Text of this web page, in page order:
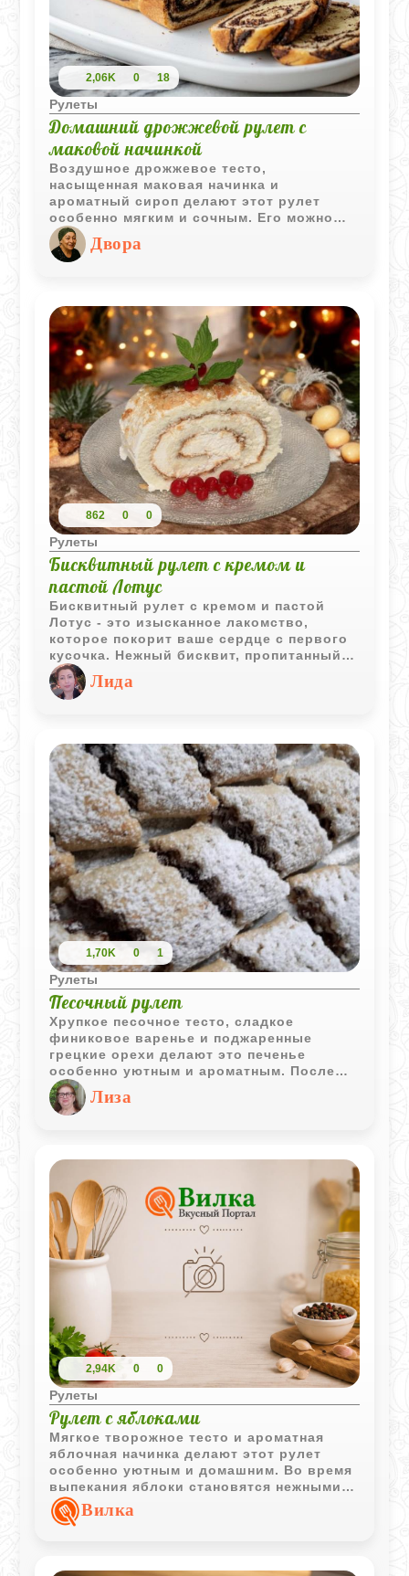
2,06K 0 18
Рулеты
Домашний дрожжевой рулет с
маковой начинкой
Воздушное дрожжевое тесто,
насыщенная маковая начинка и
ароматный сироп делают этот рулет
особенно мягким и сочным. Его можно
приготовить к семейному чаепитию,
праздничному столу или просто для
уютного домашнего вечера.
Двора
862 0 0
Рулеты
Бисквитный рулет с кремом и
пастой Лотус
Бисквитный рулет с кремом и пастой
Лотус - это изысканное лакомство,
которое покорит ваше сердце с первого
кусочка. Нежный бисквит, пропитанный
ароматным кремом и пастой Лотус,
создает невероятное сочетание вкусов и
текстур. Этот десерт идеально подходит
близких.
Лида
1,70K 0 1
Рулеты
Песочный рулет
Хрупкое песочное тесто, сладкое
финиковое варенье и поджаренные
грецкие орехи делают это печенье
особенно уютным и ароматным. После
выпекания рулетики получаются
рассыпчатыми и отлично подходят к чаю
или кофе.
Лиза
2,94K 0 0
Рулеты
Рулет с яблоками
Мягкое творожное тесто и ароматная
яблочная начинка делают этот рулет
особенно уютным и домашним. Во время
выпекания яблоки становятся нежными, а
корочка приятно подрумянивается.
Вилка